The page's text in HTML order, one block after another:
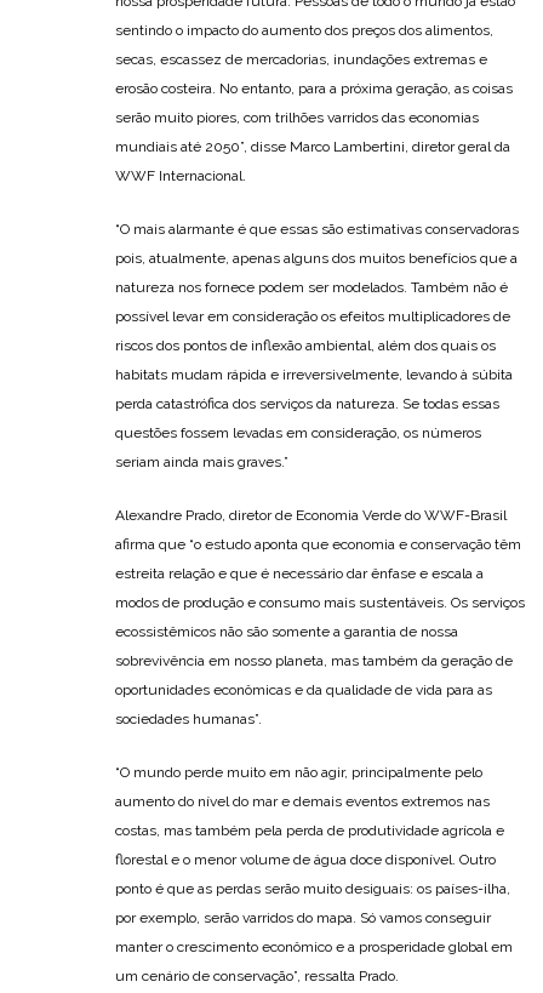
sentindo o impacto do aumento dos preços dos alimentos,
secas, escassez de mercadorias, inundações extremas e
erosão costeira. No entanto, para a próxima geração, as coisas
serão muito piores, com trilhões varridos das economias
mundiais até 2050”, disse Marco Lambertini, diretor geral da
WWF Internacional.
“O mais alarmante é que essas são estimativas conservadoras
pois, atualmente, apenas alguns dos muitos benefícios que a
natureza nos fornece podem ser modelados. Também não é
possível levar em consideração os efeitos multiplicadores de
riscos dos pontos de inflexão ambiental, além dos quais os
habitats mudam rápida e irreversivelmente, levando à súbita
perda catastrófica dos serviços da natureza. Se todas essas
questões fossem levadas em consideração, os números
seriam ainda mais graves.”
Alexandre Prado, diretor de Economia Verde do WWF-Brasil
afirma que “o estudo aponta que economia e conservação têm
estreita relação e que é necessário dar ênfase e escala a
modos de produção e consumo mais sustentáveis. Os serviços
ecossistêmicos não são somente a garantia de nossa
sobrevivência em nosso planeta, mas também da geração de
oportunidades econômicas e da qualidade de vida para as
sociedades humanas”.
“O mundo perde muito em não agir, principalmente pelo
aumento do nível do mar e demais eventos extremos nas
costas, mas também pela perda de produtividade agrícola e
florestal e o menor volume de água doce disponível. Outro
ponto é que as perdas serão muito desiguais: os países-ilha,
por exemplo, serão varridos do mapa. Só vamos conseguir
manter o crescimento econômico e a prosperidade global em
um cenário de conservação”, ressalta Prado.